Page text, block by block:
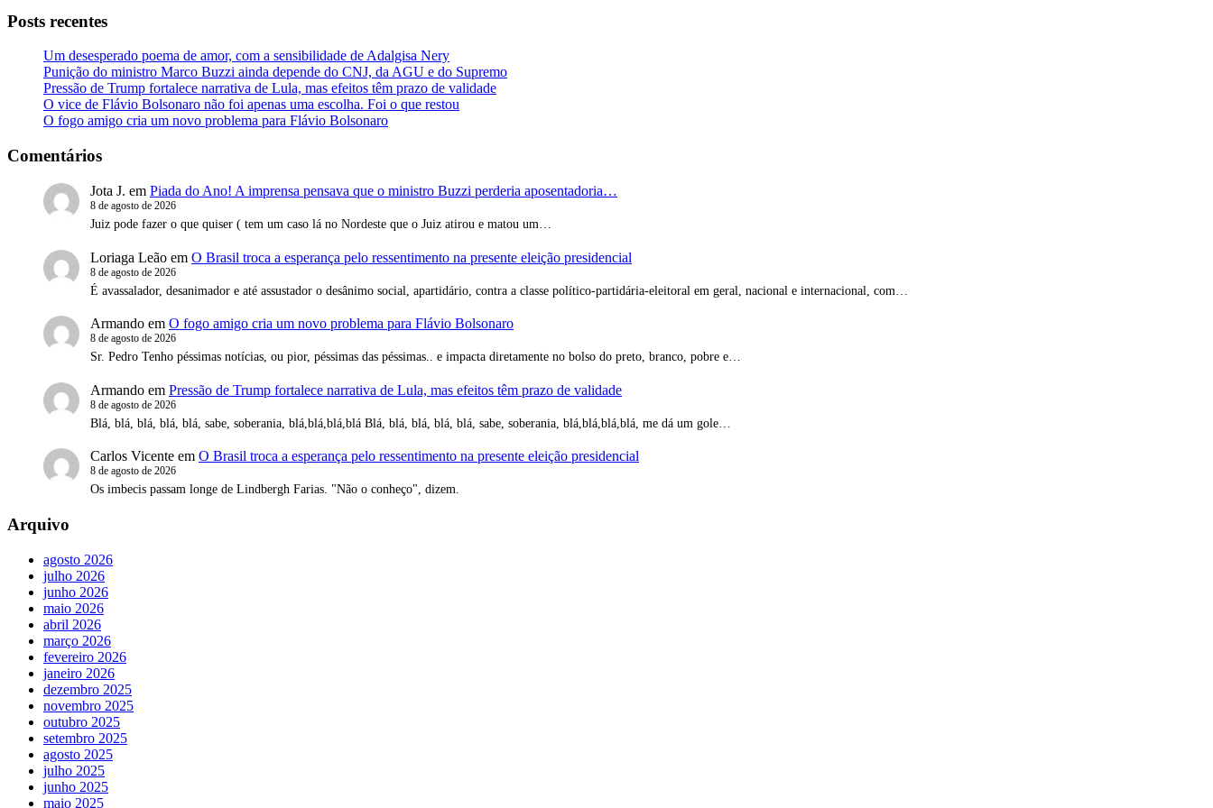
Posts recentes
Um desesperado poema de amor, com a sensibilidade de Adalgisa Nery
Punição do ministro Marco Buzzi ainda depende do CNJ, da AGU e do Supremo
Pressão de Trump fortalece narrativa de Lula, mas efeitos têm prazo de validade
O vice de Flávio Bolsonaro não foi apenas uma escolha. Foi o que restou
O fogo amigo cria um novo problema para Flávio Bolsonaro
Comentários
Jota J. em Piada do Ano! A imprensa pensava que o ministro Buzzi perderia aposentadoria…
8 de agosto de 2026
Juiz pode fazer o que quiser ( tem um caso lá no Nordeste que o Juiz atirou e matou um…
Loriaga Leão em O Brasil troca a esperança pelo ressentimento na presente eleição presidencial
8 de agosto de 2026
É avassalador, desanimador e até assustador o desânimo social, apartidário, contra a classe político-partidária-eleitoral em geral, nacional e internacional, com…
Armando em O fogo amigo cria um novo problema para Flávio Bolsonaro
8 de agosto de 2026
Sr. Pedro Tenho péssimas notícias, ou pior, péssimas das péssimas.. e impacta diretamente no bolso do preto, branco, pobre e…
Armando em Pressão de Trump fortalece narrativa de Lula, mas efeitos têm prazo de validade
8 de agosto de 2026
Blá, blá, blá, blá, blá, sabe, soberania, blá,blá,blá,blá Blá, blá, blá, blá, blá, sabe, soberania, blá,blá,blá,blá, me dá um gole…
Carlos Vicente em O Brasil troca a esperança pelo ressentimento na presente eleição presidencial
8 de agosto de 2026
Os imbecis passam longe de Lindbergh Farias. "Não o conheço", dizem.
Arquivo
agosto 2026
julho 2026
junho 2026
maio 2026
abril 2026
março 2026
fevereiro 2026
janeiro 2026
dezembro 2025
novembro 2025
outubro 2025
setembro 2025
agosto 2025
julho 2025
junho 2025
maio 2025